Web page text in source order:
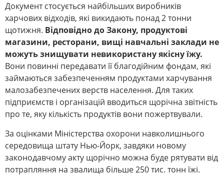
Документ стосується найбільших виробників
харчових відходів, які викидають понад 2 тонни
щотижня. Відповідно до Закону, продуктові
магазини, ресторани, вищі навчальні заклади не
можуть знищувати невикористану якісну їжу.
Вони повинні передавати її благодійним фондам, які
займаються забезпеченням продуктами харчування
малозабезпечених верств населення. Для таких
підприємств і організацій вводиться щорічна звітність
про те, яку кількість продуктів вони пожертвували.
За оцінками Міністерства охорони навколишнього
середовища штату Нью-Йорк, завдяки новому
законодавчому акту щорічно можна буде рятувати від
потрапляння на звалища більше 250 тис. тонн їжі.